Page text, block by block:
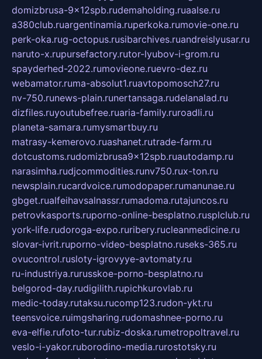
domizbrusa-9x12spb.rudemaholding.ruaalse.ru
a380club.ruargentinamia.ruperkoka.rumovie-one.ru
perk-oka.rug-octopus.rusibarchives.ruandreislyusar.ru
naruto-x.rupursefactory.rutor-lyubov-i-grom.ru
spayderhed-2022.rumovieone.ruevro-dez.ru
webamator.ruma-absolut1.ruavtopomosch27.ru
nv-750.runews-plain.runertansaga.rudelanalad.ru
dizfiles.ruyoutubefree.ruaria-family.ruroadli.ru
planeta-samara.rumysmartbuy.ru
matrasy-kemerovo.ruashanet.rutrade-farm.ru
dotcustoms.rudomizbrusa9x12spb.ruautodamp.ru
narasimha.rudjcommodities.runv750.rux-ton.ru
newsplain.rucardvoice.rumodopaper.rumanunae.ru
gbget.rualfeihavsalnassr.rumadoma.rutajuncos.ru
petrovkasports.ruporno-online-besplatno.rusplclub.ru
york-life.rudoroga-expo.ruribery.rucleanmedicine.ru
slovar-ivrit.ruporno-video-besplatno.ruseks-365.ru
ovucontrol.rusloty-igrovyye-avtomaty.ru
ru-industriya.rurusskoe-porno-besplatno.ru
belgorod-day.rudigilith.rupichkurovlab.ru
medic-today.rutaksu.rucomp123.rudon-ykt.ru
teensvoice.ruimgsharing.rudomashnee-porno.ru
eva-elfie.rufoto-tur.rubiz-doska.rumetropoltravel.ru
veslo-i-yakor.ruborodino-media.rurostotsky.ru